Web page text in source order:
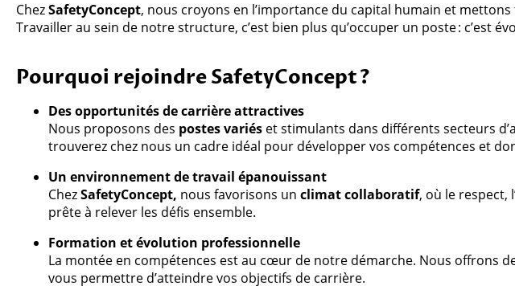
ChezSafetyConcept, nous croyons en l’importance du capital humain et
Travailler au sein de notre structure, c’est bien plus qu’occuper un poste : c’est
Pourquoi rejoindre SafetyConcept ?
Des opportunités de carrière attractives
Nous proposons des postes variés et stimulants dans différents secteurs
trouverez chez nous un cadre idéal pour développer vos compétences et
Un environnement de travail épanouissant
ChezSafetyConcept, nous favorisons un climat collaboratif, où le respect,
prête à relever les défis ensemble.
Formation et évolution professionnelle
La montée en compétences est au cœur de notre démarche. Nous offrons
vous permettre d’atteindre vos objectifs de carrière.